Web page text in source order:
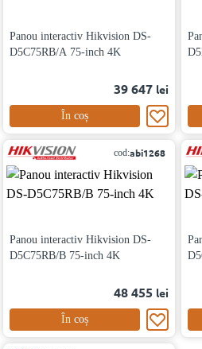
Panou interactiv Hikvision DS-
D5C75RB/A 75-inch 4K
39 647 lei
În coș
cod:abi1268
Panou interactiv Hikvision DS-
D5C75RB/B 75-inch 4K
48 455 lei
În coș